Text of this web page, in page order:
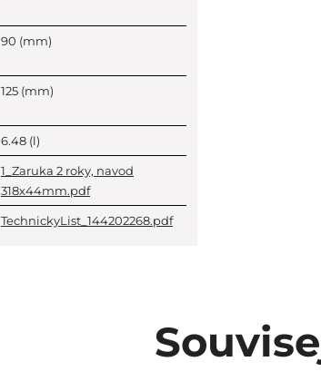
90 (mm)
125 (mm)
6.48 (l)
1_Zaruka 2 roky, navod
318x44mm.pdf
TechnickyList_144202268.pdf